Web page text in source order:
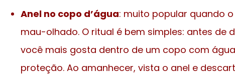
Anel no copo d’água: muito popular quando
mau-olhado. O ritual é bem simples: antes de
você mais gosta dentro de um copo com
proteção. Ao amanhecer, vista o anel e